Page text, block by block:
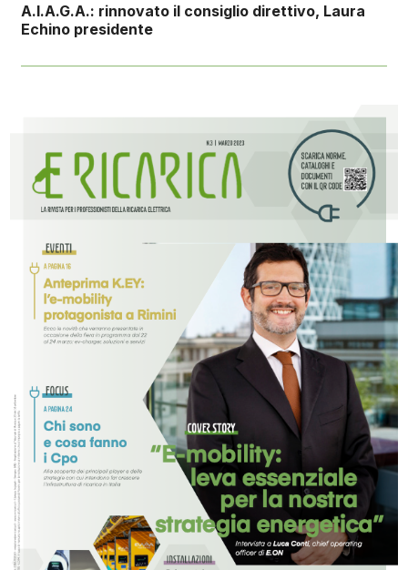
A.I.A.G.A.: rinnovato il consiglio direttivo, Laura
Echino presidente